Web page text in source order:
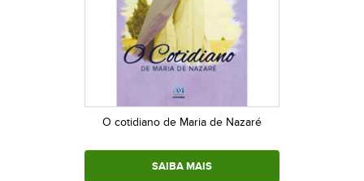
O cotidiano de Maria de Nazaré
SAIBA MAIS